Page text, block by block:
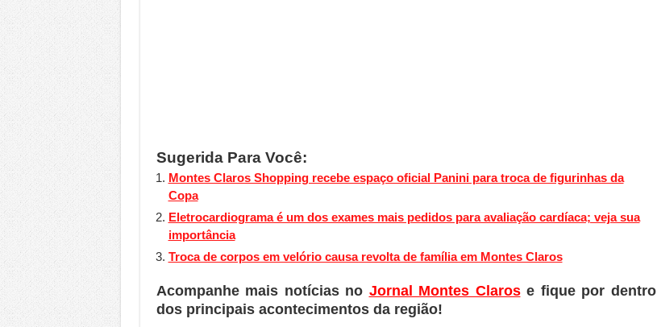
Sugerida Para Você:
Montes Claros Shopping recebe espaço oficial Panini para troca de figurinhas da
Copa
Eletrocardiograma é um dos exames mais pedidos para avaliação cardíaca; veja sua
importância
Troca de corpos em velório causa revolta de família em Montes Claros
Acompanhe mais notícias no Jornal Montes Clarose fique por dentro
dos principais acontecimentos da região!